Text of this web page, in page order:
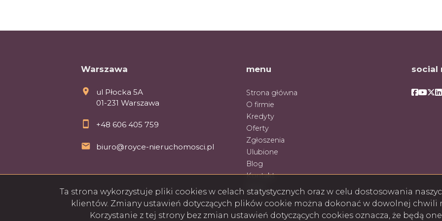
Warszawa
ul Płocka 5A
01-231 Warszawa
+48 606 405 759
biuro@royce-nieruchomosci.pl
menu
Strona główna
O firmie
Kredyty
Oferty
Zgłoszenia
Ulubione
Blog
Kontakt
Rodo
social
Ta strona wykorzystuje pliki cookies w celach statystycznych oraz w celu dostosowania
klientów. Zmiany ustawień dotyczących plików cookie można dokonać w dowolnej chwili
Korzystanie z tej strony bez zmian ustawień dotyczących cookies oznacza, że będą